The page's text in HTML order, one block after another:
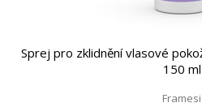
Sprej pro zklidnění vlasové
150 ml
Framesi